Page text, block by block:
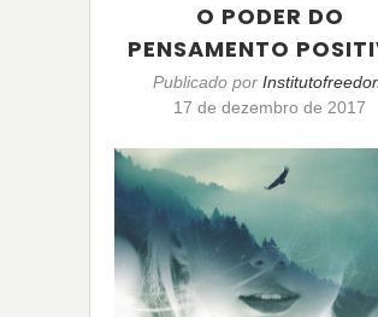
O PODER DO
PENSAMENTO
Publicado por
17 de dezembro de 2017